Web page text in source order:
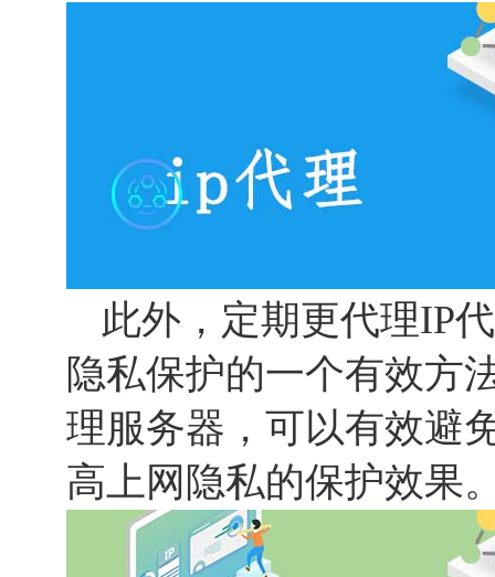
此外，定期更代理IP
隐私保护的一个有效方
理服务器，可以有效避
高上网隐私的保护效果